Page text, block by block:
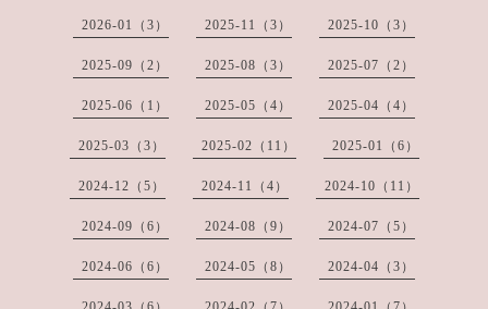
2026-01（3） 2025-11（3） 2025-10（3）
2025-09（2） 2025-08（3） 2025-07（2）
2025-06（1） 2025-05（4） 2025-04（4）
2025-03（3） 2025-02（11） 2025-01（6）
2024-12（5） 2024-11（4） 2024-10（11）
2024-09（6） 2024-08（9） 2024-07（5）
2024-06（6） 2024-05（8） 2024-04（3）